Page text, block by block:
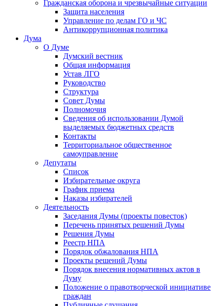
Гражданская оборона и чрезвычайные ситуации
Защита населения
Управление по делам ГО и ЧС
Антикоррупционная политика
Дума
О Думе
Думский вестник
Общая информация
Устав ЛГО
Руководство
Структура
Совет Думы
Полномочия
Сведения об использовании Думой
выделяемых бюджетных средств
Контакты
Территориальное общественное
самоуправление
Депутаты
Список
Избирательные округа
График приема
Наказы избирателей
Деятельность
Заседания Думы (проекты повесток)
Перечень принятых решений Думы
Решения Думы
Реестр НПА
Порядок обжалования НПА
Проекты решений Думы
Порядок внесения нормативных актов в
Думу
Положение о правотворческой инициативе
граждан